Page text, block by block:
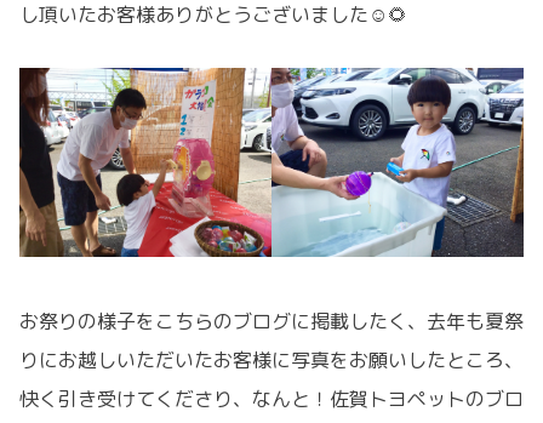
し頂いたお客様ありがとうございました☺️🌻
お祭りの様子をこちらのブログに掲載したく、去年も夏祭
りにお越しいただいたお客様に写真をお願いしたところ、
快く引き受けてくださり、なんと！佐賀トヨペットのブロ